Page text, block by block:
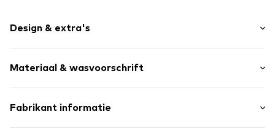
Design & extra's
Op staal naden
Materiaal & wasvoorschrift
Buitenmateriaal: 100% Polyester - PES
Fabrikant informatie